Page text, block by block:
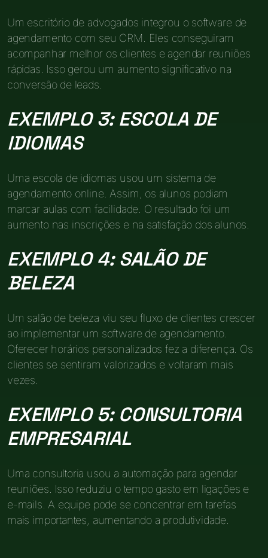
Um escritório de advogados integrou o software de
agendamento com seu CRM. Eles conseguiram
acompanhar melhor os clientes e agendar reuniões
rápidas. Isso gerou um aumento significativo na
conversão de leads.
EXEMPLO 3: ESCOLA DE
IDIOMAS
Uma escola de idiomas usou um sistema de
agendamento online. Assim, os alunos podiam
marcar aulas com facilidade. O resultado foi um
aumento nas inscrições e na satisfação dos alunos.
EXEMPLO 4: SALÃO DE
BELEZA
Um salão de beleza viu seu fluxo de clientes crescer
ao implementar um software de agendamento.
Oferecer horários personalizados fez a diferença. Os
clientes se sentiram valorizados e voltaram mais
vezes.
EXEMPLO 5: CONSULTORIA
EMPRESARIAL
Uma consultoria usou a automação para agendar
reuniões. Isso reduziu o tempo gasto em ligações e
e-mails. A equipe pode se concentrar em tarefas
mais importantes, aumentando a produtividade.